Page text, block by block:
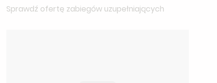
Sprawdź ofertę zabiegów uzupełniających